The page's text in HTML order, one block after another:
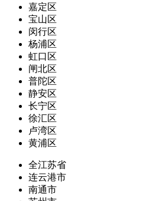
嘉定区
宝山区
闵行区
杨浦区
虹口区
闸北区
普陀区
静安区
长宁区
徐汇区
卢湾区
黄浦区
全江苏省
连云港市
南通市